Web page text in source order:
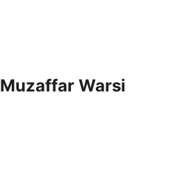
Muzaffar Warsi